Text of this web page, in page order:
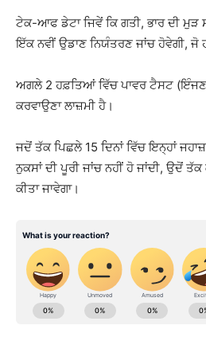
ਟੇਕ-ਆਫ ਡੇਟਾ ਜਿਵੇਂ ਕਿ ਗਤੀ, ਭਾਰ ਦੀ ਮੁੜ
ਇੱਕ ਨਵੀਂ ਉਡਾਣ ਨਿਯੰਤਰਣ ਜਾਂਚ ਹੋਵੇਗੀ, ਜੋ
ਅਗਲੇ 2 ਹਫ਼ਤਿਆਂ ਵਿੱਚ ਪਾਵਰ ਟੈਸਟ (ਇੰਜਣ
ਕਰਵਾਉਣਾ ਲਾਜ਼ਮੀ ਹੈ।
ਜਦੋਂ ਤੱਕ ਪਿਛਲੇ 15 ਦਿਨਾਂ ਵਿੱਚ ਇਨ੍ਹਾਂ
ਨੁਕਸਾਂ ਦੀ ਪੂਰੀ ਜਾਂਚ ਨਹੀਂ ਹੋ ਜਾਂਦੀ, ਉਦੋਂ
ਕੀਤਾ ਜਾਵੇਗਾ।